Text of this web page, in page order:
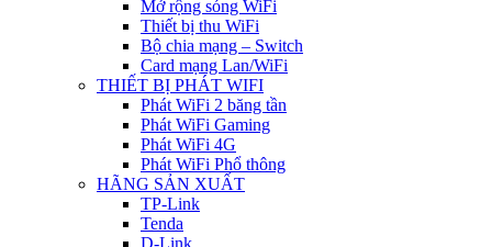
Mở rộng sóng WiFi
Thiết bị thu WiFi
Bộ chia mạng – Switch
Card mạng Lan/WiFi
THIẾT BỊ PHÁT WIFI
Phát WiFi 2 băng tần
Phát WiFi Gaming
Phát WiFi 4G
Phát WiFi Phổ thông
HÃNG SẢN XUẤT
TP-Link
Tenda
D-Link